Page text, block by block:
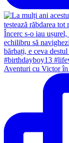
Aventuri cu Victor în